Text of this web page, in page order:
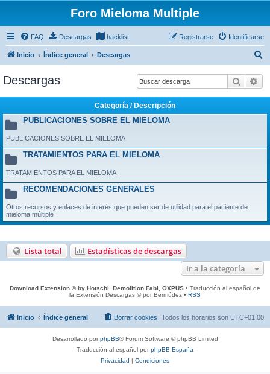
Foro Mieloma Multiple
FAQ Descargas hacklist Identificarse
Registrarse
Inicio Índice general Descargas
c
Descargas Buscar
Categoría / Descripción
PUBLICACIONES SOBRE EL MIELOMA
PUBLICACIONES SOBRE EL MIELOMA
TRATAMIENTOS PARA EL MIELOMA
TRATAMIENTOS PARA EL MIELOMA
RECOMENDACIONES GENERALES
Otros recursos y enlaces de interés que pueden ser de utilidad para el paciente de
mieloma múltiple
Lista total
Estadísticas de descargas
Ir a la categoría
Download Extension © by Hotschi, Demolition Fabi, OXPUS • Traducción al español de
la Extensión Descargas © por Bermúdez • RSS
Inicio Índice general Todos los horarios son UTC+01:00
Borrar cookies
Desarrollado porphpBB® Forum Software © phpBB Limited
Traducción al español porphpBB España
Privacidad | Condiciones